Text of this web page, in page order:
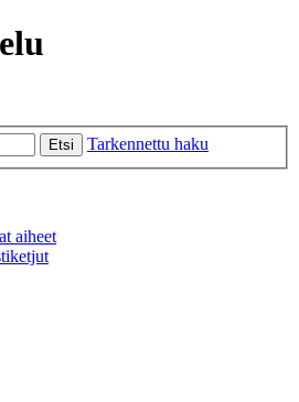
Etsi Tarkennettu haku
aiheet